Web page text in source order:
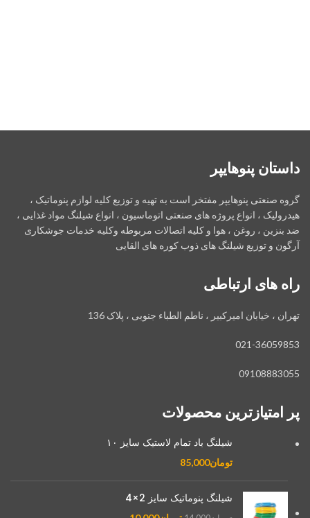
داستان پنوهایپر
گروه صنعتی پنوهایپر مفتخر است به تهیه و توزیع کلیه لوازم پنوماتیک ،
هیدرولیک ، انواع پروژه های صنعتی اتوماسیون ، انواع شیلنگ مواد غذایی ،
ضد بنزین ، روغن ، هوا و کلیه اتصالات مربوطه وکلیه خدمات جوشکاری
آرگون و توزیع شیلنگ های ذوب کوره های القایی
راه های ارتباطی
تهران ، خیابان امیرکبیر ، ناطم الطباء جنوبی ، پلاک 136
021-36059853
09108883055
پر امتیازترین محصولات
شیلنگ باد تمام لاستیک سایز ۱۰
تومان85,000
شیلنگ پنوماتیک سایز 2×4